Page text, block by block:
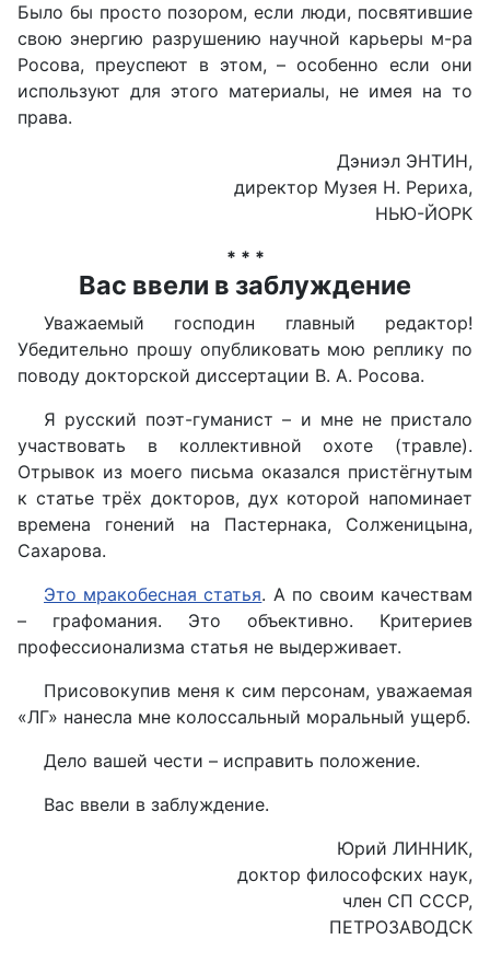
Было бы просто позором, если люди, посвятившие
свою энергию разрушению научной карьеры м-ра
Росова, преуспеют в этом, – особенно если они
используют для этого материалы, не имея на то
права.
Дэниэл ЭНТИН,
директор Музея Н. Рериха,
НЬЮ-ЙОРК
* * *
Вас ввели в заблуждение
Уважаемый господин главный редактор!
Убедительно прошу опубликовать мою реплику по
поводу докторской диссертации В. А. Росова.
Я русский поэт-гуманист – и мне не пристало
участвовать в коллективной охоте (травле).
Отрывок из моего письма оказался пристёгнутым
к статье трёх докторов, дух которой напоминает
времена гонений на Пастернака, Солженицына,
Сахарова.
Это мракобесная статья. А по своим качествам
– графомания. Это объективно. Критериев
профессионализма статья не выдерживает.
Присовокупив меня к сим персонам, уважаемая
«ЛГ» нанесла мне колоссальный моральный ущерб.
Дело вашей чести – исправить положение.
Вас ввели в заблуждение.
Юрий ЛИННИК,
доктор философских наук,
член СП СССР,
ПЕТРОЗАВОДСК